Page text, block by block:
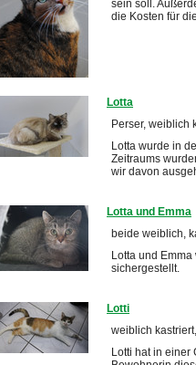
sein soll.
die Kosten für
Lotta
Perser, weiblich
Lotta wurde in
Zeitraums
wir davon
Lotta und Emma
beide weiblich,
Lotta und
sichergestellt.
Lotti
weiblich
Lotti hat in einer